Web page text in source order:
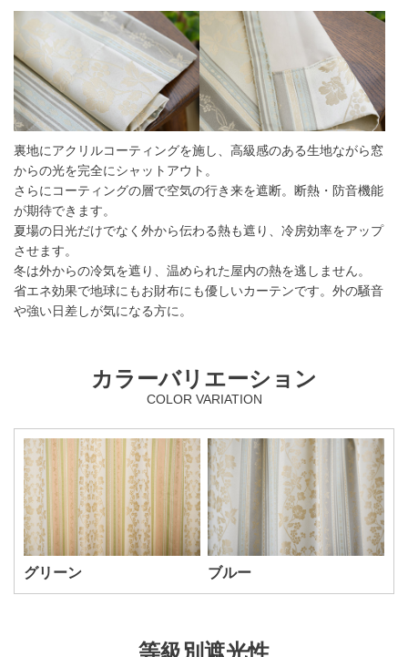
裏地にアクリルコーティングを施し、高級感のある生地ながら窓
からの光を完全にシャットアウト。
さらにコーティングの層で空気の行き来を遮断。断熱・防音機能
が期待できます。
夏場の日光だけでなく外から伝わる熱も遮り、冷房効率をアップ
させます。
冬は外からの冷気を遮り、温められた屋内の熱を逃しません。
省エネ効果で地球にもお財布にも優しいカーテンです。外の騒音
や強い日差しが気になる方に。
カラーバリエーション
COLOR VARIATION
グリーン ブルー
等級別遮光性